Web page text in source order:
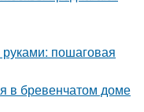
пошаговая
в бревенчатом доме